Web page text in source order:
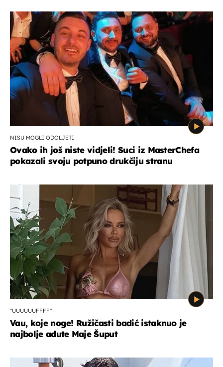
NISU MOGLI ODOLJETI
Ovako ih još niste vidjeli! Suci iz MasterChefa
pokazali svoju potpuno drukčiju stranu
"UUUUUUFFFF"
Vau, koje noge! Ružičasti badić istaknuo je
najbolje adute Maje Šuput